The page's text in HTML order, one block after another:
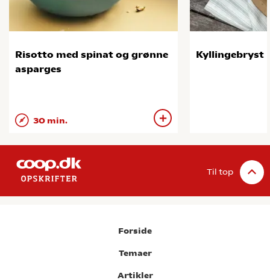
Risotto med spinat og grønne
asparges
30 min.
Kyllingebryst
Til top
Forside
Temaer
Artikler